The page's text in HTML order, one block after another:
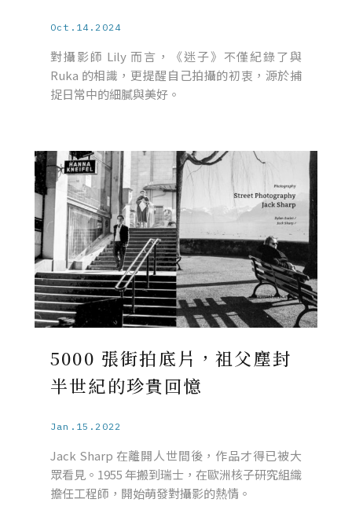
Oct.14.2024
對攝影師 Lily 而言，《迷子》不僅紀錄了與
Ruka 的相識，更提醒自己拍攝的初衷，源於捕
捉日常中的細膩與美好。
5000 張街拍底片，祖父塵封
半世紀的珍貴回憶
Jan.15.2022
Jack Sharp 在離開人世間後，作品才得已被大
眾看見。1955 年搬到瑞士，在歐洲核子研究組織
擔任工程師，開始萌發對攝影的熱情。